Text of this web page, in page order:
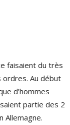
faisaient du très
ordres. Au début
d’hommes
partie des 2
Allemagne.